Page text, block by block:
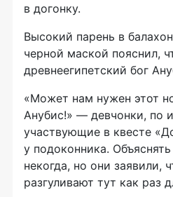
в догонку.
Высокий парень в
черной маской пояснил,
древнеегипетский бог
«Может нам нужен этот
Анубис!» — девчонки, по
участвующие в квесте
у подоконника.
некогда, но они заявили,
разгуливают тут как раз